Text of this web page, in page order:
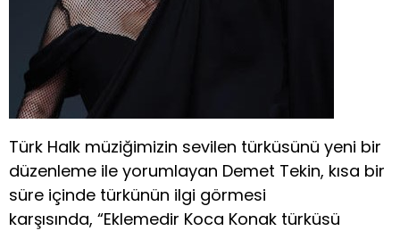
Türk Halk müziğimizin sevilen türküsünü yeni bir
düzenleme ile yorumlayan Demet Tekin, kısa bir
süre içinde türkünün ilgi görmesi
karşısında, “Eklemedir Koca Konak türküsü